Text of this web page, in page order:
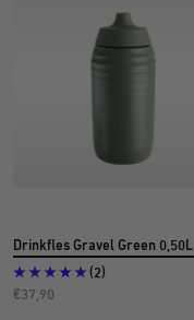
Drinkfles Gravel Green 0,50L
(2)
Aanbiedingsprijs
€37,90